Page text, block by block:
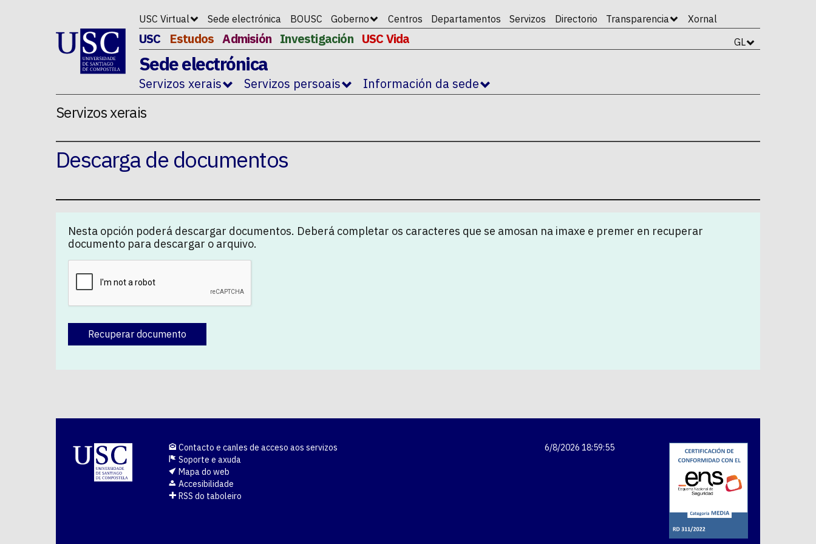
USC Virtual Sede electrónica BOUSC Goberno Centros Departamentos Servizos Directorio Transparencia Xornal
USC Estudos Admisión Investigación USC Vida
Sede electrónica
Servizos xerais Servizos persoais Información da sede
GL
Servizos xerais
Descarga de documentos
Nesta opción poderá descargar documentos. Deberá completar os caracteres que se amosan na imaxe e premer en recuperar
documento para descargar o arquivo.
Recuperar documento
Contacto e canles de acceso aos servizos
Soporte e axuda
Mapa do web
Accesibilidade
RSS do taboleiro
6/8/2026 18:59:55